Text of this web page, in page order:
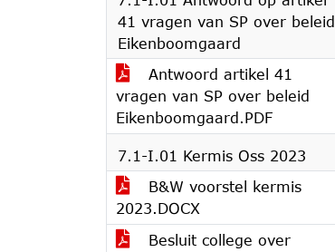
41 vragen van SP over beleid
Eikenboomgaard
Antwoord artikel 41
vragen van SP over beleid
Eikenboomgaard.PDF
7.1-I.01 Kermis Oss 2023
B&W voorstel kermis
2023.DOCX
Besluit college over